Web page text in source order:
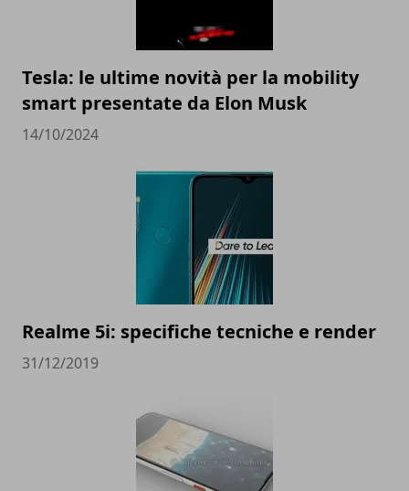
Tesla: le ultime novità per la mobility
smart presentate da Elon Musk
14/10/2024
Realme 5i: specifiche tecniche e render
31/12/2019